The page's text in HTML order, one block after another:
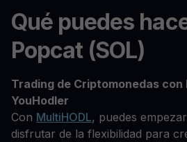
Qué puedes
Popcat (SOL)
Trading de Criptomonedas con
YouHodler
Con MultiHODL, puedes
disfrutar de la flexibilidad para